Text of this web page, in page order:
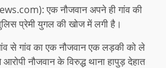
एक नौजवान अपने ही गांव की
प्रेमी युगल की खोज में लगी है।
से गांव का एक नौजवान एक लड़की को ले
नौजवान के विरुद्ध थाना हापुड़ देहात